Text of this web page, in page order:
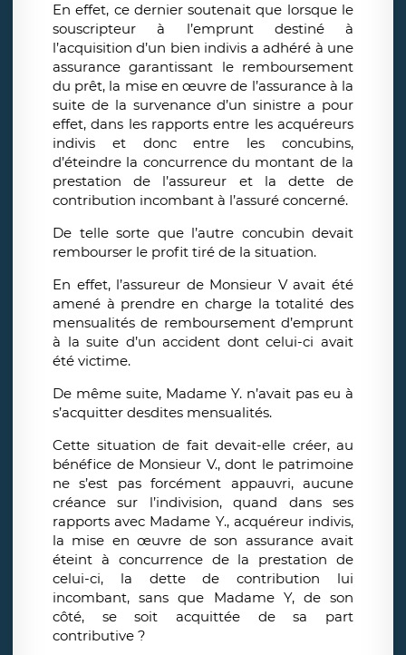
En effet, ce dernier soutenait que lorsque le
souscripteur à l’emprunt destiné à
l’acquisition d’un bien indivis a adhéré à une
assurance garantissant le remboursement
du prêt, la mise en œuvre de l’assurance à la
suite de la survenance d’un sinistre a pour
effet, dans les rapports entre les acquéreurs
indivis et donc entre les concubins,
d’éteindre la concurrence du montant de la
prestation de l’assureur et la dette de
contribution incombant à l’assuré concerné.
De telle sorte que l’autre concubin devait
rembourser le profit tiré de la situation.
En effet, l’assureur de Monsieur V avait été
amené à prendre en charge la totalité des
mensualités de remboursement d’emprunt
à la suite d’un accident dont celui-ci avait
été victime.
De même suite, Madame Y. n’avait pas eu à
s’acquitter desdites mensualités.
Cette situation de fait devait-elle créer, au
bénéfice de Monsieur V., dont le patrimoine
ne s’est pas forcément appauvri, aucune
créance sur l’indivision, quand dans ses
rapports avec Madame Y., acquéreur indivis,
la mise en œuvre de son assurance avait
éteint à concurrence de la prestation de
celui-ci, la dette de contribution lui
incombant, sans que Madame Y, de son
côté, se soit acquittée de sa part
contributive ?